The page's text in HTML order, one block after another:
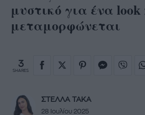
μυστικό για ένα
μεταμορφώνεται
3
SHARES
ΣΤΕΛΛΑ ΤΑΚΑ
28 Ιουλίου 2025